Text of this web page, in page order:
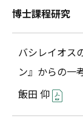
博士課程研究
バシレイオス
ン』からの一
飯田 仰